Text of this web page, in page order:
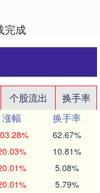
完成
个股流出
换手率
涨幅
换手率
62.67%
10.81%
5.08%
5.79%